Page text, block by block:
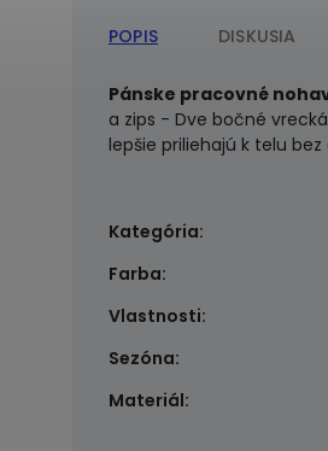
POPIS DISKUSIA
Pánske pracovné
a zips - Dve bočné
lepšie priliehajú k telu
Kategória:
Farba:
Vlastnosti:
Sezóna:
Materiál: